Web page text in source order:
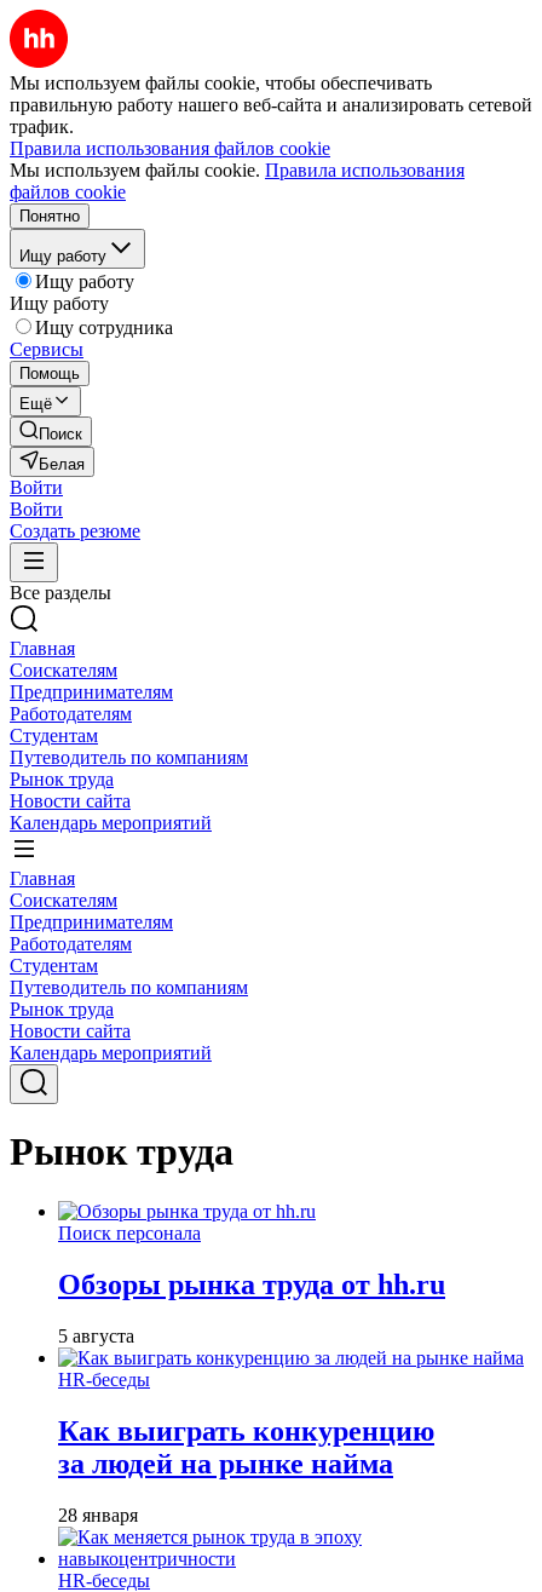
Мы используем файлы cookie, чтобы обеспечивать
правильную работу нашего веб-сайта и анализировать сетевой
трафик.
Правила использования файлов cookie
Мы используем файлы cookie. Правила использования
файлов cookie
Понятно
Ищу работу
Ищу работу
Ищу работу
Ищу сотрудника
Сервисы
Помощь
Ещё
Поиск
Белая
Войти
Войти
Создать резюме
Все разделы
Главная
Соискателям
Предпринимателям
Работодателям
Студентам
Путеводитель по компаниям
Рынок труда
Новости сайта
Календарь мероприятий
Главная
Соискателям
Предпринимателям
Работодателям
Студентам
Путеводитель по компаниям
Рынок труда
Новости сайта
Календарь мероприятий
Рынок труда
Поиск персонала
Обзоры рынка труда от hh.ru
5 августа
HR-беседы
Как выиграть конкуренцию
за людей на рынке найма
28 января
HR-беседы